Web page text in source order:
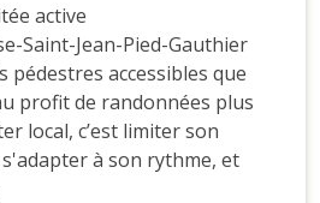
active
Saint-Jean-Pied-Gauthier
accessibles que
profit de randonnées plus
local, c’est limiter son
à son rythme, et